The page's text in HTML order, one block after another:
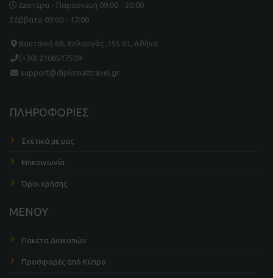
Δευτέρα - Παρασκευή 09:00 - 20:00
Σάββατο 09:00 - 17:00
Βουτσινά 68, Χολαργός ,155 61, Αθήνα
(+30) 2106517509
support@diplomattravel.gr
ΠΛΗΡΟΦΟΡΙΕΣ
Σχετικά με μας
Επικοινωνία
Όροι χρήσης
ΜΕΝΟΥ
Πακέτα Διακοπών
Προσφορές από Κύπρο